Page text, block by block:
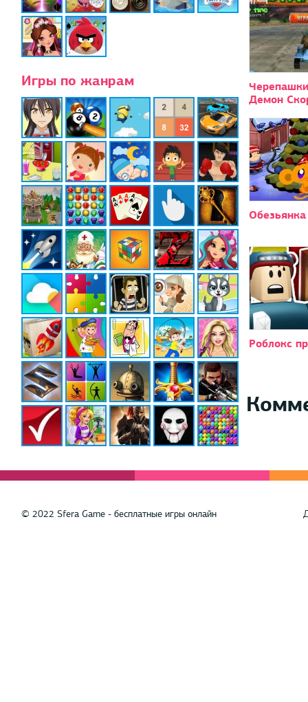
Игры по жанрам
Демон
Роблокс
© 2022 Sfera Game - бесплатные игры онлайн